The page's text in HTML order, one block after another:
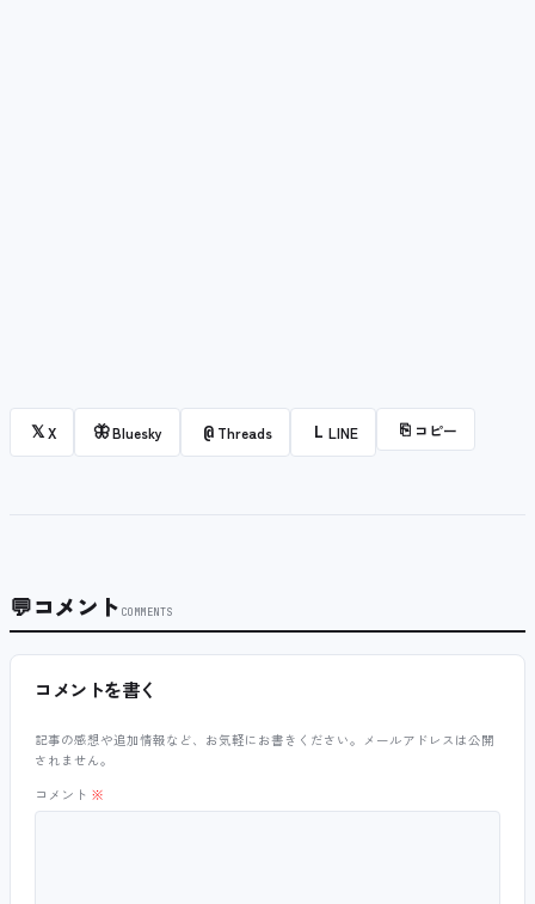
𝕏X 🦋Bluesky @ Threads L LINE ⎘ コピー
💬コメント COMMENTS
コメントを書く
記事の感想や追加情報など、お気軽にお書きください。メールアドレスは公開
されません。
コメント ※